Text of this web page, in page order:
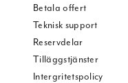
Betala offert
Teknisk support
Reservdelar
Tilläggstjänster
Intergritetspolicy